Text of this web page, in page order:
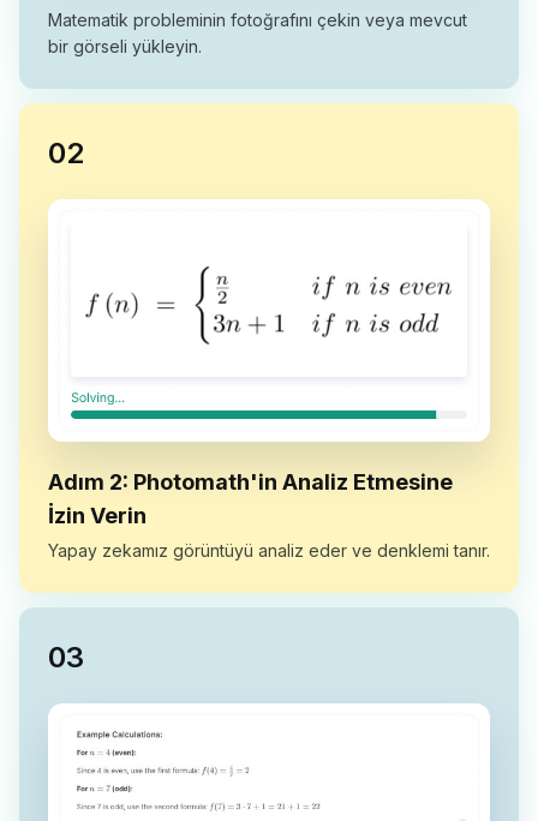
Matematik probleminin fotoğrafını çekin veya mevcut
bir görseli yükleyin.
02
Adım 2: Photomath'in Analiz Etmesine
İzin Verin
Yapay zekamız görüntüyü analiz eder ve denklemi tanır.
03